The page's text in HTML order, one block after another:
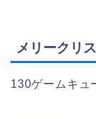
メリークリ
130ゲームキュ